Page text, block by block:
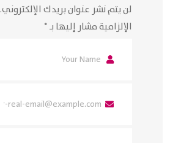
لن يتم نشر عنوان بريدك الإلكتروني.
الإلزامية مشار إليها بـ*